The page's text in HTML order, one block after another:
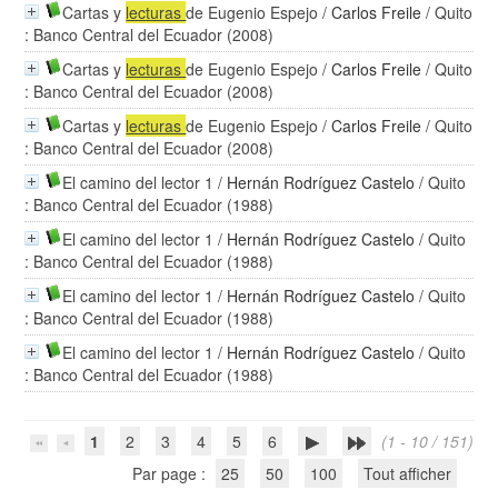
Cartas y lecturasde Eugenio Espejo /Carlos Freile / Quito
: Banco Central del Ecuador (2008)
Cartas y lecturasde Eugenio Espejo /Carlos Freile / Quito
: Banco Central del Ecuador (2008)
Cartas y lecturasde Eugenio Espejo /Carlos Freile / Quito
: Banco Central del Ecuador (2008)
El camino del lector 1 / Hernán Rodríguez Castelo / Quito
: Banco Central del Ecuador (1988)
El camino del lector 1 / Hernán Rodríguez Castelo / Quito
: Banco Central del Ecuador (1988)
El camino del lector 1 / Hernán Rodríguez Castelo / Quito
: Banco Central del Ecuador (1988)
El camino del lector 1 / Hernán Rodríguez Castelo / Quito
: Banco Central del Ecuador (1988)
1 2 3 4 5 6
(1 - 10 / 151)
Par page :
25 50 100 Tout afficher